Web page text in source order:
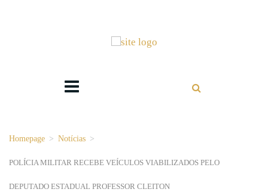
Homepage > Notícias >
POLÍCIA MILITAR RECEBE VEÍCULOS VIABILIZADOS PELO
DEPUTADO ESTADUAL PROFESSOR CLEITON